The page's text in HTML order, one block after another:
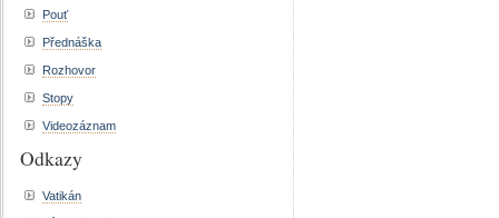
Pouť
Přednáška
Rozhovor
Stopy
Videozáznam
Odkazy
Vatikán